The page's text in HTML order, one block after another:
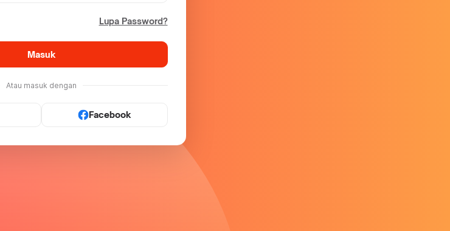
Lupa Password?
Masuk
Atau masuk dengan
Facebook